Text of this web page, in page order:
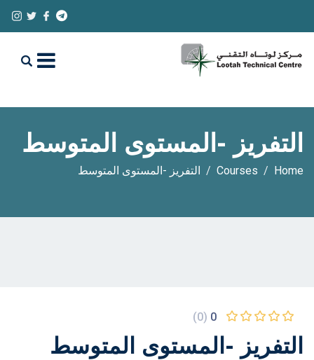
التفريز -المستوى المتوسط
Home
Courses التفريز -المستوى المتوسط
0
(0)
التفريز -المستوى المتوسط